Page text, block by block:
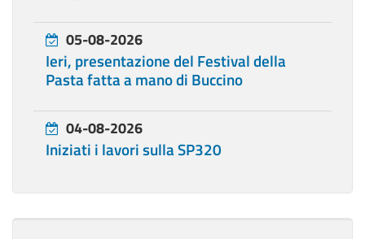
05-08-2026
Ieri, presentazione del Festival della
Pasta fatta a mano di Buccino
04-08-2026
Iniziati i lavori sulla SP320